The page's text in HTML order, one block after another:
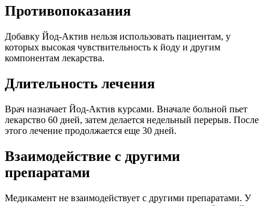
Противопоказания
Добавку Йод-Актив нельзя использовать пациентам, у
которых высокая чувствительность к йоду и другим
компонентам лекарства.
Длительность лечения
Врач назначает Йод-Актив курсами. Вначале больной пьет
лекарство 60 дней, затем делается недельный перерыв. После
этого лечение продолжается еще 30 дней.
Взаимодействие с другими
препаратами
Медикамент не взаимодействует с другими препаратами. У